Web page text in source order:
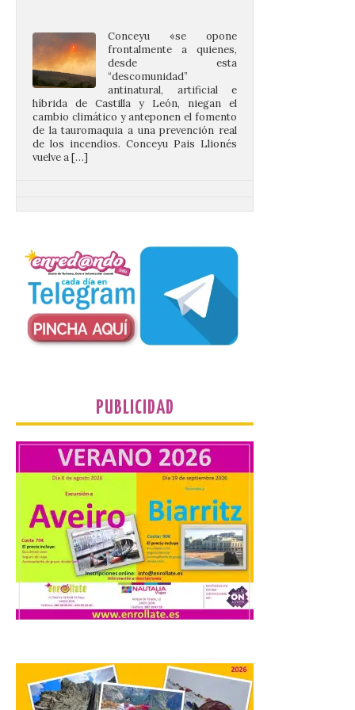
“descomunidad”
antinatural, artificial e
híbrida de Castilla y León, niegan el
cambio climático y anteponen el fomento
de la tauromaquia a una prevención real
de los incendios. Conceyu Pais Llionés
vuelve a […]
público y evitar el
eclipse
8 Ago 2026
El TUS cuenta con líneas
que llegan a la zona en
puntos como el faro de
especial de lanzaderas desde el PCTCAN
a Ciriego. El Ayuntamiento de […]
Turismo de Extremadura
impulsa nuevas
iniciativas relacionadas
con el trío de eclipses para
afianzar a Extremadura
como referente en
astroturismo
8 Ago 2026
uno de los cielos
estrellados con menor
contaminación lumínica
de Europa, un recurso
PUBLICIDAD